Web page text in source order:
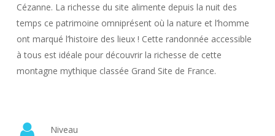
Cézanne. La richesse du site alimente depuis la nuit des
temps ce patrimoine omniprésent où la nature et l’homme
ont marqué l’histoire des lieux ! Cette randonnée accessible
à tous est idéale pour découvrir la richesse de cette
montagne mythique classée Grand Site de France.
Niveau